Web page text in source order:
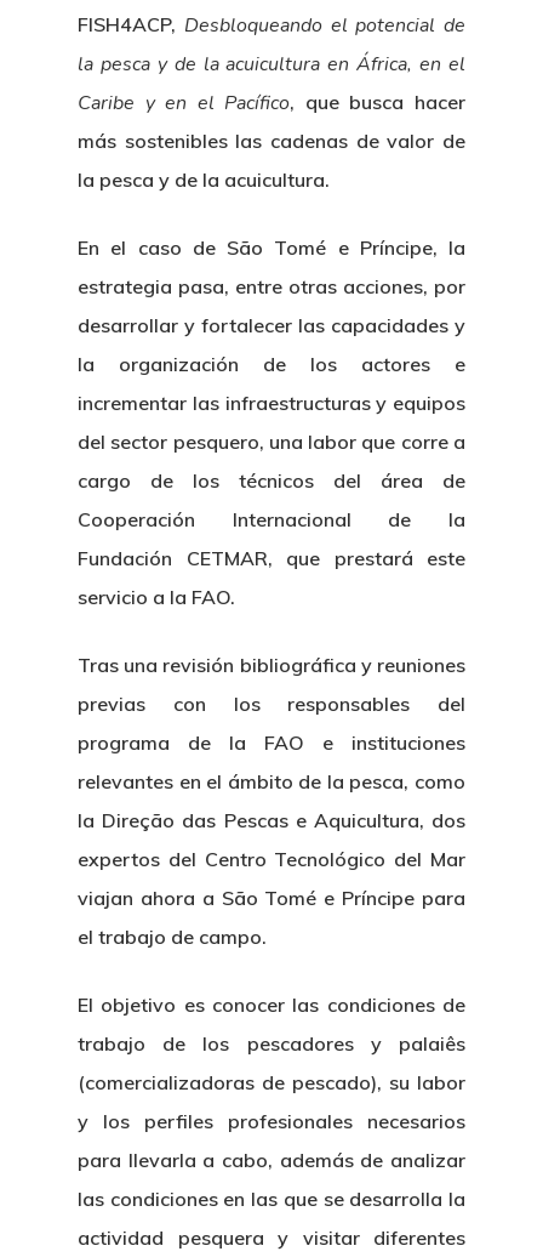
FISH4ACP, Desbloqueando el potencial de
la pesca y de la acuicultura en África, en el
Caribe y en el Pacífico, que busca hacer
más sostenibles las cadenas de valor de
la pesca y de la acuicultura.
En el caso de São Tomé e Príncipe, la
estrategia pasa, entre otras acciones, por
desarrollar y fortalecer las capacidades y
la organización de los actores e
incrementar las infraestructuras y equipos
del sector pesquero, una labor que corre a
cargo de los técnicos del área de
Cooperación Internacional de la
Fundación CETMAR, que prestará este
servicio a la FAO.
Tras una revisión bibliográfica y reuniones
previas con los responsables del
programa de la FAO e instituciones
relevantes en el ámbito de la pesca, como
la Direção das Pescas e Aquicultura, dos
expertos del Centro Tecnológico del Mar
viajan ahora a São Tomé e Príncipe para
el trabajo de campo.
El objetivo es conocer las condiciones de
trabajo de los pescadores y palaiês
(comercializadoras de pescado), su labor
y los perfiles profesionales necesarios
para llevarla a cabo, además de analizar
las condiciones en las que se desarrolla la
actividad pesquera y visitar diferentes